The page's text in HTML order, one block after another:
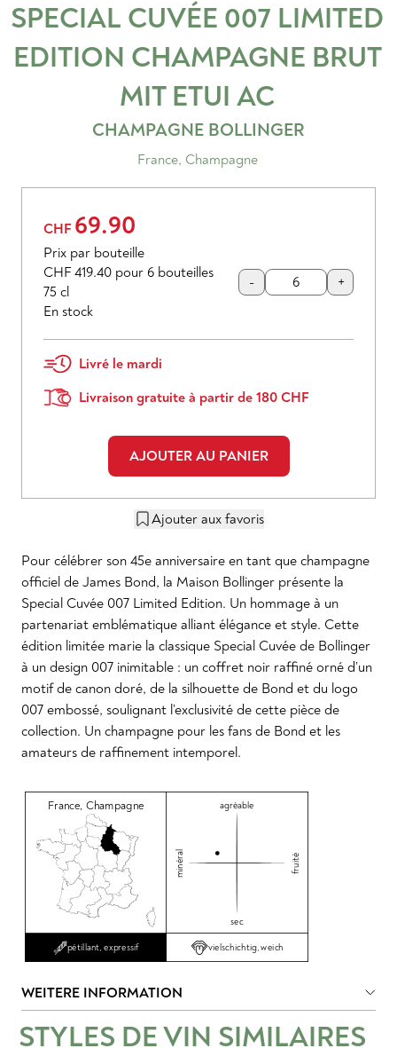
SPECIAL CUVÉE 007 LIMITED
EDITION CHAMPAGNE BRUT
MIT ETUI AC
CHAMPAGNE BOLLINGER
France, Champagne
CHF 69.90
Prix par bouteille
CHF 419.40 pour 6 bouteilles
75 cl
En stock
- +
Livré le mardi
Livraison gratuite à partir de 180 CHF
AJOUTER AU PANIER
Ajouter aux favoris
Pour célébrer son 45e anniversaire en tant que champagne
officiel de James Bond, la Maison Bollinger présente la
Special Cuvée 007 Limited Edition. Un hommage à un
partenariat emblématique alliant élégance et style. Cette
édition limitée marie la classique Special Cuvée de Bollinger
à un design 007 inimitable : un coffret noir raffiné orné d’un
motif de canon doré, de la silhouette de Bond et du logo
007 embossé, soulignant l’exclusivité de cette pièce de
collection. Un champagne pour les fans de Bond et les
amateurs de raffinement intemporel.
France, Champagne agréable
minéral fruité
sec
pétillant, expressif vielschichtig, weich
WEITERE INFORMATION
STYLES DE VIN SIMILAIRES